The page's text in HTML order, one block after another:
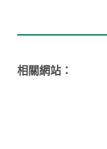
相關網站：